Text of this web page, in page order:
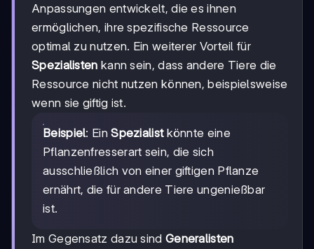
Anpassungen entwickelt, die es ihnen
ermöglichen, ihre spezifische Ressource
optimal zu nutzen. Ein weiterer Vorteil für
Spezialisten kann sein, dass andere Tiere die
Ressource nicht nutzen können, beispielsweise
wenn sie giftig ist.
Beispiel: EinSpezialistkönnte eine
Pflanzenfresserart sein, die sich
ausschließlich von einer giftigen Pflanze
ernährt, die für andere Tiere ungenießbar
ist.
Im Gegensatz dazu sind Generalisten